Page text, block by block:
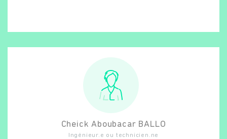
Cheick Aboubacar BALLO
Ingénieur.e ou technicien.ne